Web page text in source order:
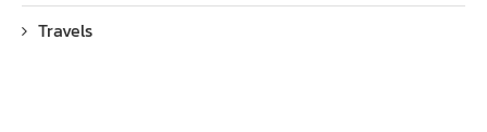
Travels